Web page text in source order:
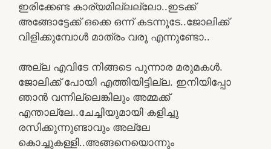
ഇരിക്കേണ്ട കാര്യമില്ലല്ലോ..ഇടക്ക്
അങ്ങോട്ടേക്ക് ഒക്കെ ഒന്ന് കടന്നൂടേ..ജോലിക്ക്
വിളിക്കുമ്പോൾ മാത്രം വരൂ എന്നുണ്ടോ..
അല്ല എവിടേ നിങ്ങടെ പുന്നാര മരുമകൾ.
ജോലിക്ക് പോയി എത്തിയിട്ടില്ല. ഇനിയിപ്പോ
ഞാൻ വന്നില്ലെങ്കിലും അമ്മക്ക്
എന്താല്ലേ..ചേച്ചിയുമായി കളിച്ചു
രസിക്കുന്നുണ്ടാവും അല്ലേ
കൊച്ചുകള്ളി..അങ്ങനെയൊന്നും